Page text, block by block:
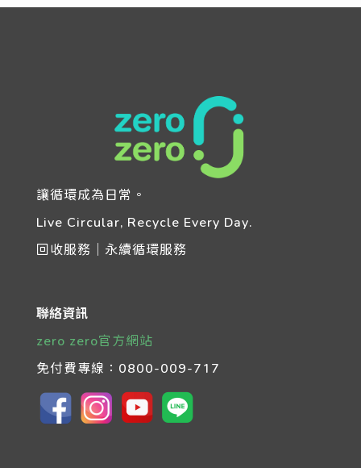
讓循環成為日常。
Live Circular, Recycle Every Day.
回收服務｜永續循環服務
聯絡資訊
zero zero官方網站
免付費專線： 0800-009-717